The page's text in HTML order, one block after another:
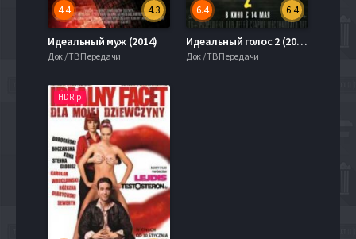
4.3
4.4
Идеальный муж (2014)
Док / ТВ Передачи
6.4
6.4
Идеальный голос 2 (2015)
Док / ТВ Передачи
HDRip